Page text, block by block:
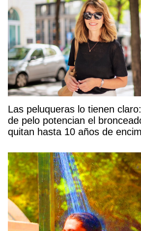
Las peluqueras lo tienen
de pelo potencian el
quitan hasta 10 años de